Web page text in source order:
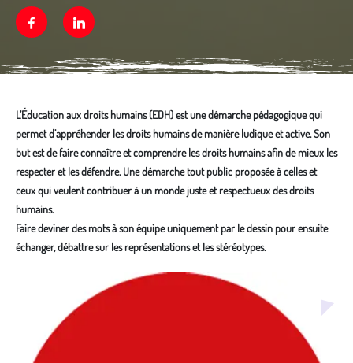
FacebookLinkedin
L’Éducation aux droits humains (EDH) est une démarche pédagogique qui
permet d’appréhender les droits humains de manière ludique et active. Son
but est de faire connaître et comprendre les droits humains afin de mieux les
respecter et les défendre. Une démarche tout public proposée à celles et
ceux qui veulent contribuer à un monde juste et respectueux des droits
humains.
Faire deviner des mots à son équipe uniquement par le dessin pour ensuite
échanger, débattre sur les représentations et les stéréotypes.